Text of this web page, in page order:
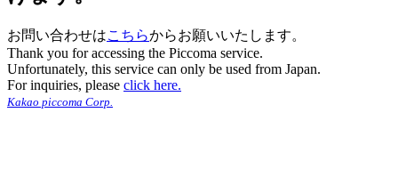
お問い合わせはこちらからお願いいたします。
Thank you for accessing the Piccoma service.
Unfortunately, this service can only be used from Japan.
For inquiries, please click here.
Kakao piccoma Corp.